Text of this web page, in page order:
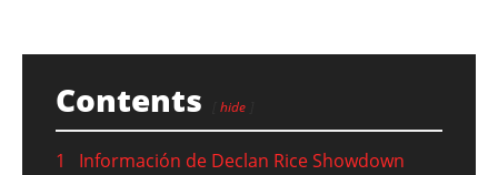
Contents hide
1
Información de Declan Rice Showdown